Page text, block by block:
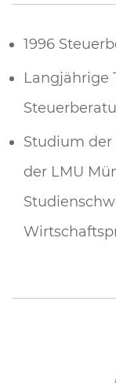
1996
Langjährige
Studium
der LMU